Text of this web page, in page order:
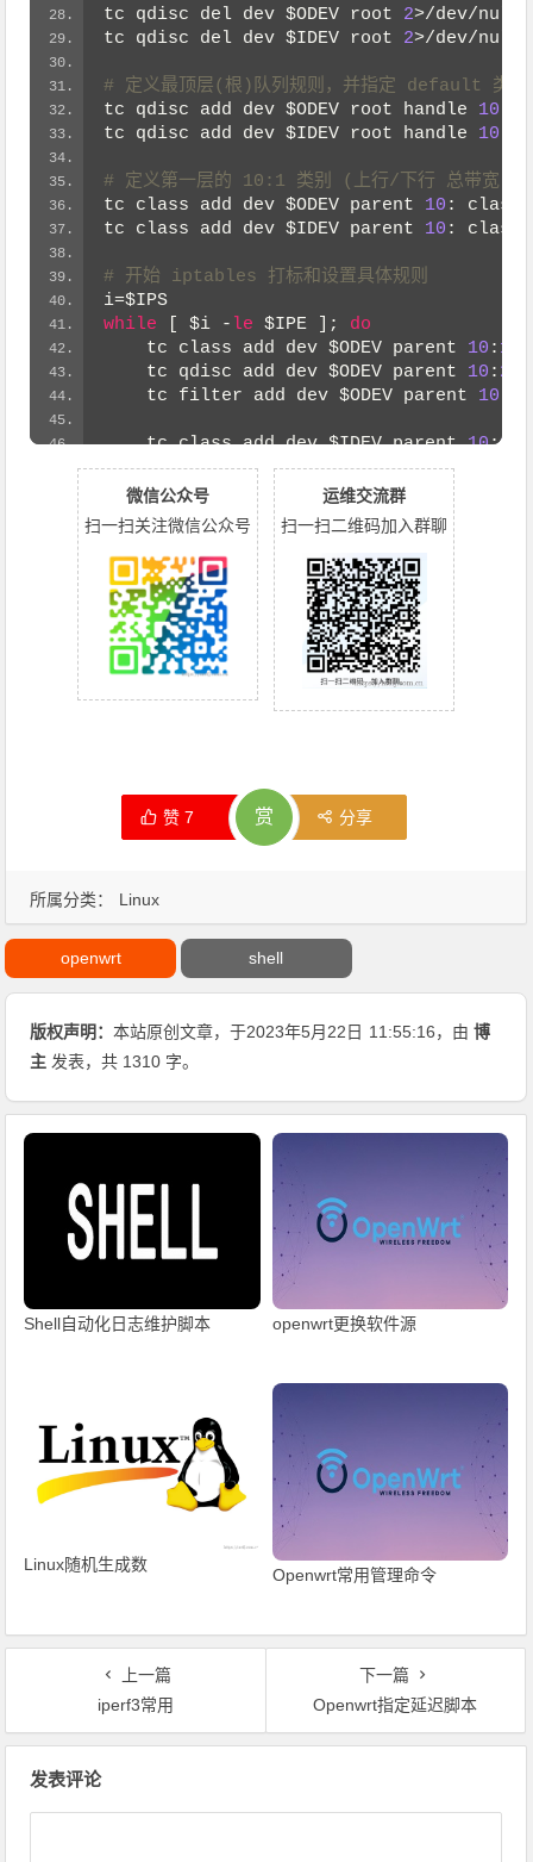
所属分类： Linux
tc qdisc del dev $ODEV root 2>/dev/null
tc qdisc del dev $IDEV root 2>/dev/null
# 定义最顶层(根)队列规则，并指定 default 类别
tc qdisc add dev $ODEV root handle 10
tc qdisc add dev $IDEV root handle 10
# 定义第一层的 10:1 类别 (上行/下行 总带宽)
tc class add dev $ODEV parent 10 :
tc class add dev $IDEV parent 10 :
# 开始 iptables 打标和设置具体规则
i=$IPS
while [ $i - le $IPE ]; do
    tc class add dev
$ODEV parent 10 : 1
    tc qdisc add dev
$ODEV parent 10 : 2
    tc filter add dev
$ODEV parent 10
    tc class add dev
$IDEV parent 10:1
    tc qdisc add dev
$IDEV parent
    tc filter add dev
$IDEV parent
    iptables -t mangle -A PREROUTING -s
    iptables -t mangle -A PREROUTING -s
iptables -t mangle -A POSTROUTING
iptables -t mangle -A POSTROUTING
    i
=$(($i+
))
done
微信公众号
扫一扫关注微信公众号
运维交流群
扫一扫二维码加入群聊
赞7 赏 分享
openwrt shell
版权声明：本站原创文章，于2023年5月22日 11:55:16，由博
主 发表，共 1310 字。
Shell自动化日志维护脚本 openwrt更换软件源
Linux随机生成数
Openwrt常用管理命令
上一篇
iperf3常用
下一篇
Openwrt指定延迟脚本
发表评论